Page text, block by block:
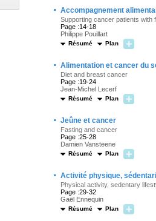
· Accompagnement
Supporting cancer patients with
Page :14-18
Philippe Pouillart
Résumé Plan
· Alimentation et cancer du
Diet and breast cancer
Page :19-24
Jean-Michel Lecerf
Résumé Plan
· Jeûne et cancer
Fasting and cancer
Page :25-28
Damien Vansteene
Résumé Plan
· Activité physique,
Physical activity, sedentary
Page :29-32
Gaël Ennequin
Résumé Plan